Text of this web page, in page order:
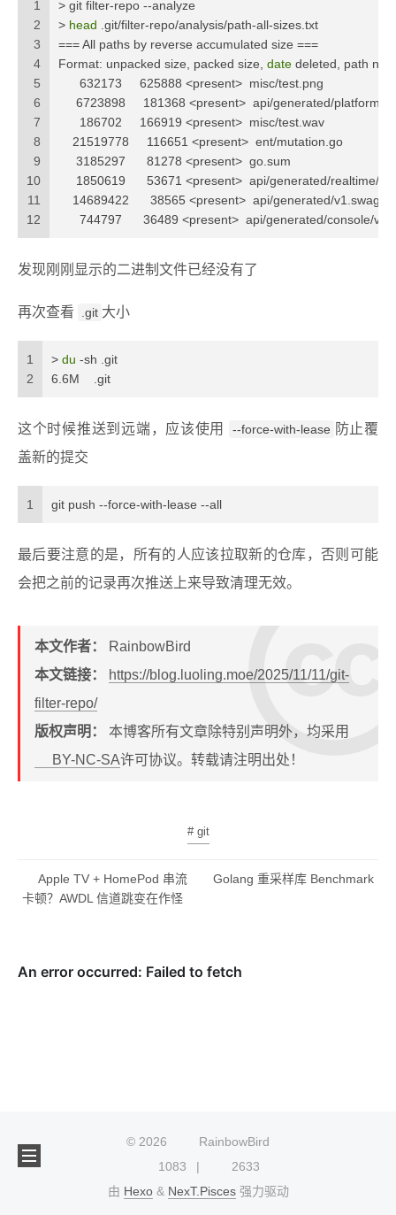
1
2
3
4
5
6
7
8
9
10
11
12
> git filter-repo --analyze
> head .git/filter-repo/analysis/path-all-sizes.txt
=== All paths by reverse accumulated size ===
Format: unpacked size, packed size, date deleted, path
      632173     625888 <present>  misc/test.png
6723898     181368 <present>  api/generated/platform/
      186702     166919 <present>  misc/test.wav
    21519778     116651 <present>  ent/mutation.go
     3185297      81278 <present>  go.sum
1850619      53671 <present>  api/generated/realtime/
14689422      38565 <present>  api/generated/
744797      36489 <present>  api/generated/console/
发现刚刚显示的二进制文件已经没有了
再次查看 .git 大小
1
2
> du -sh .git
6.6M    .git
这个时候推送到远端，应该使用 --force-with-lease 防止覆
盖新的提交
1 git push --force-with-lease --all
最后要注意的是，所有的人应该拉取新的仓库，否则可能
会把之前的记录再次推送上来导致清理无效。
本文作者：
RainbowBird
本文链接：
https://blog.luoling.moe/2025/11/11/git-
filter-repo/
版权声明： 本博客所有文章除特别声明外，均采用
BY-NC-SA许可协议。转载请注明出处！
# git
Apple TV + HomePod 串流
卡顿？AWDL 信道跳变在作怪
Golang 重采样库 Benchmark
© 2026
RainbowBird
1083
2633
由 Hexo& NexT.Pisces强力驱动